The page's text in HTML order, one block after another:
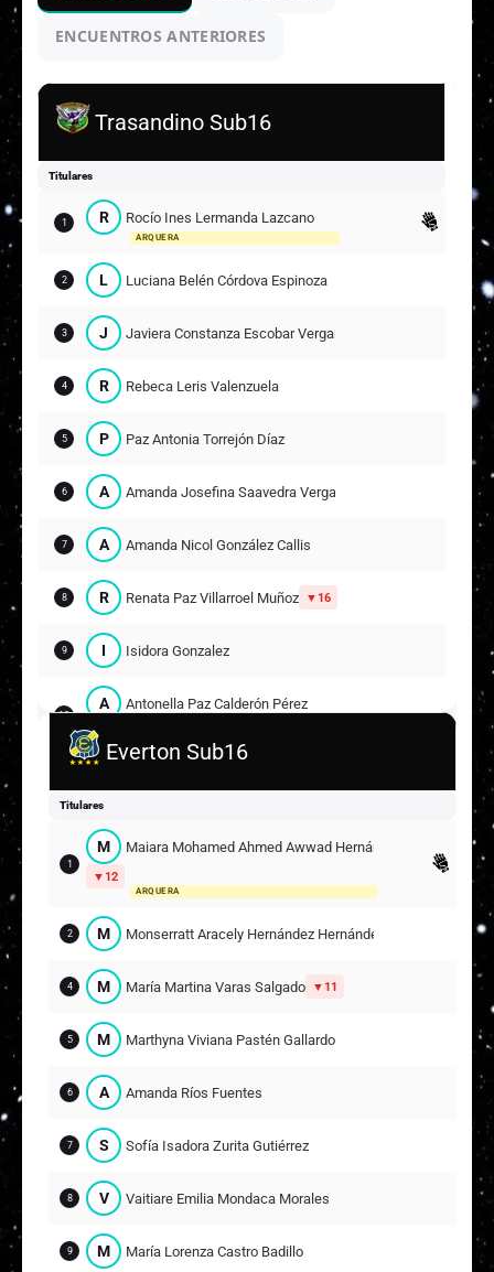
ENCUENTROS ANTERIORES
Trasandino Sub16
Titulares
1 R Rocío Ines Lermanda Lazcano
ARQUERA
2 L Luciana Belén Córdova Espinoza
3 J Javiera Constanza Escobar Vergara
4 R Rebeca Leris Valenzuela
5 P Paz Antonia Torrejón Díaz
6 A Amanda Josefina Saavedra Vergara
7 A Amanda Nicol González Callis
8 R Renata Paz Villarroel Muñoz 16
9 I Isidora Gonzalez
10
A Antonella Paz Calderón Pérez
13 M
E
S
�
A
Everton Sub16
Titulares
1
M Maiara Mohamed Ahmed Awwad Hernández
12
ARQUERA
2 M Monserratt Aracely Hernández Hernández
4 M María Martina Varas Salgado 11
5 M Marthyna Viviana Pastén Gallardo
6 A Amanda Ríos Fuentes
7 S Sofía Isadora Zurita Gutiérrez
8 V Vaitiare Emilia Mondaca Morales
9 M María Lorenza Castro Badillo